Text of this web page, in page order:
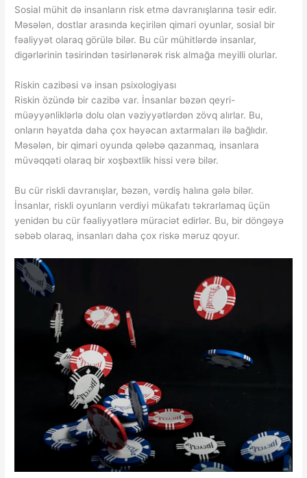
Sosial mühit də insanların risk etmə davranışlarına təsir edir.
Məsələn, dostlar arasında keçirilən qimari oyunlar, sosial bir
fəaliyyət olaraq görülə bilər. Bu cür mühitlərdə insanlar,
digərlərinin təsirindən təsirlənərək risk almağa meyilli olurlar.
Riskin cazibəsi və insan psixologiyası
Riskin özündə bir cazibə var. İnsanlar bəzən qeyri-
müəyyənliklərlə dolu olan vəziyyətlərdən zövq alırlar. Bu,
onların həyatda daha çox həyəcan axtarmaları ilə bağlıdır.
Məsələn, bir qimari oyunda qələbə qazanmaq, insanlara
müvəqqəti olaraq bir xoşbəxtlik hissi verə bilər.
Bu cür riskli davranışlar, bəzən, vərdiş halına gələ bilər.
İnsanlar, riskli oyunların verdiyi mükafatı təkrarlamaq üçün
yenidən bu cür fəaliyyətlərə müraciət edirlər. Bu, bir döngəyə
səbəb olaraq, insanları daha çox riskə məruz qoyur.